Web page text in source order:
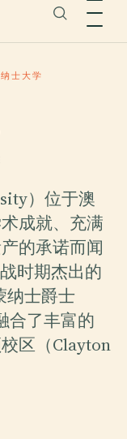
士大学
）位于澳
成就、充满
的承诺而闻
时期杰出的
纳士爵士
合了丰富的
区（Clayton